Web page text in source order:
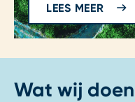
LEES MEER
Wat wij doen